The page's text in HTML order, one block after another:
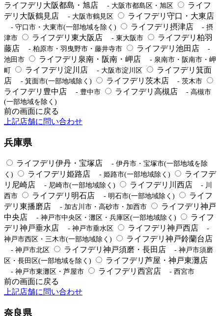
ライフデリ大阪都島・旭店 - 大阪市都島区・旭区
ライフ
デリ大阪鶴見店
- 大阪市鶴見区 ライフデリ守口・大東店
- 守口市・大東市(一部地域を除く) ライフデリ摂津店
- 摂
津市
ライフデリ東大阪店 - 東大阪市
ライフデリ柏羽
藤店
- 柏原市・羽曳野市・藤井寺市 ライフデリ池田店
-
池田市
ライフデリ泉南・阪南・岬店
- 泉南市・阪南市・岬
町
ライフデリ淀川店 - 大阪市淀川区
ライフデリ箕面
店
- 箕面市(一部地域除く) ライフデリ茨木店 - 茨木市
ライフデリ豊中店 - 豊中市 ライフデリ高槻店
- 高槻市
(一部地域を除く)
前の画面に戻る
上記店舗に問い合わせ
兵庫県
ライフデリ伊丹・宝塚店
- 伊丹市・宝塚市(一部地域を除
く)
ライフデリ姫路店 - 姫路市(一部地域除く)
ライフデ
リ尼崎店
- 尼崎市(一部地域除く) ライフデリ川西店
- 川
西市
ライフデリ明石店 - 明石市(一部地域除く)
ライフ
デリ東播磨店
- 加古川市・高砂市・加西市
ライフデリ神戸
中央店
- 神戸市中央区・灘区・兵庫区(一部地域除く)
ライフ
デリ神戸垂水店
- 神戸市垂水区 ライフデリ神戸西店
-
神戸市西区・三木市(一部地域除く)
ライフデリ神戸鈴蘭台店
- 神戸市北区 ライフデリ神戸須磨・長田店
- 神戸市須磨
区・長田区(一部地域を除く)
ライフデリ芦屋・神戸東灘店
- 神戸市東灘区・芦屋市 ライフデリ西宮店 - 西宮市
前の画面に戻る
上記店舗に問い合わせ
奈良県